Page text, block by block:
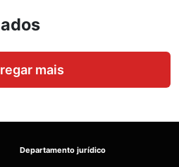
mais
Departamento jurídico